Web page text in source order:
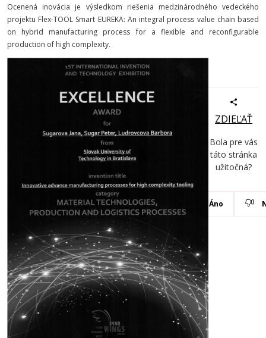
Ocenená inovácia je výsledkom riešenia medzinárodného vedeckého
projektu Flex-TOOL Smart EUREKA: An integral process value chain based
on hybrid manufacturing process for a flexible and reconfigurable
production of high complexity.
ZDIEĽAŤ
Bola pre vás
táto stránka
užitočná?
Áno